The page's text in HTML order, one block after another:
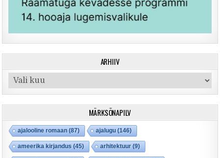
ARHIIV
Arhiiv
MÄRKSÕNAPILV
ajalooline romaan (87) ajalugu (146)
ameerika kirjandus (45) arhitektuur(9)